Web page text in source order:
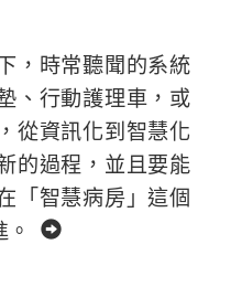
，時常聽聞的系統
、行動護理車，或
從資訊化到智慧化
的過程，並且要能
「智慧病房」這個
。